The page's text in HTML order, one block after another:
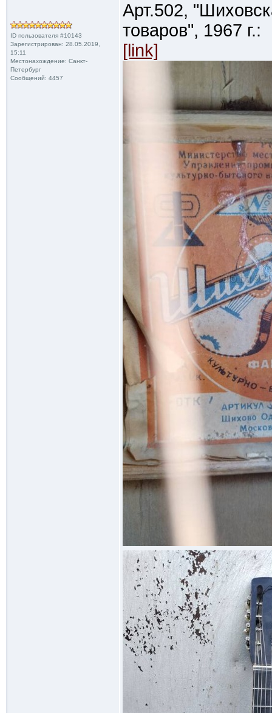
ID пользователя #10143
Зарегистрирован: 28.05.2019,
15:11
Местонахождение: Санкт-
Петербург
Сообщений: 4457
Арт.502,
товаров", 1967 г.:
[link]